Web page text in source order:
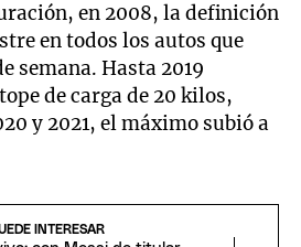
en 2008, la definición
en todos los autos que
semana. Hasta 2019
de carga de 20 kilos,
y 2021, el máximo subió a
INTERESAR